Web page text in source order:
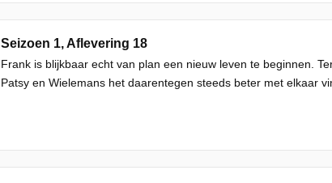
Seizoen 1, Aflevering 18
Frank is blijkbaar echt van plan een nieuw leven te beginnen.
Patsy en Wielemans het daarentegen steeds beter met elkaar